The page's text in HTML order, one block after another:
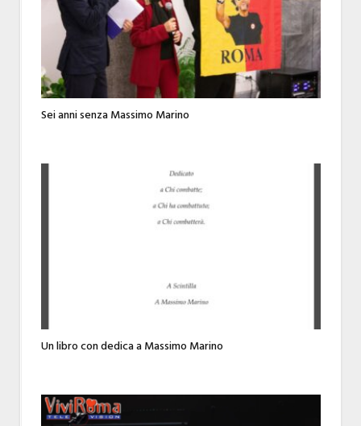
Sei anni senza Massimo Marino
Un libro con dedica a Massimo Marino